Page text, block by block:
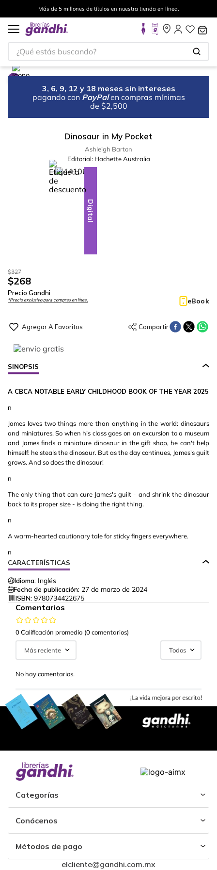
Más de 5 millones de títulos en nuestra tienda en línea.
¿Qué estás buscando?
3, 6, 9, 12 y 18 meses sin intereses
pagando con PayPal en compras mínimas
de $2,500
Dinosaur in My Pocket
Ashleigh Barton
Editorial: Hachette Australia
-18%
Digital
$327
$268
Precio Gandhi
*Precio exclusivo para compras en línea. eBook
SINOPSIS
A CBCA NOTABLE EARLY CHILDHOOD BOOK OF THE YEAR 2025
n
James loves two things more than anything in the world: dinosaurs
and miniatures. So when his class goes on an excursion to a museum
and James finds a miniature dinosaur in the gift shop, he can't help
himself: he steals the dinosaur. But as the day continues, James's guilt
grows. And so does the dinosaur!
n
The only thing that can cure James's guilt - and shrink the dinosaur
back to its proper size - is doing the right thing.
n
A warm-hearted cautionary tale for sticky fingers everywhere.
n
CARACTERÍSTICAS
Idioma: Inglés
Fecha de publicación: 27 de marzo de 2024
ISBN: 9780734422675
Comentarios
0 Calificación promedio (0 comentarios)
Más reciente Todos
No hay comentarios.
Categorías
Conócenos
Métodos de pago
elcliente@gandhi.com.mx